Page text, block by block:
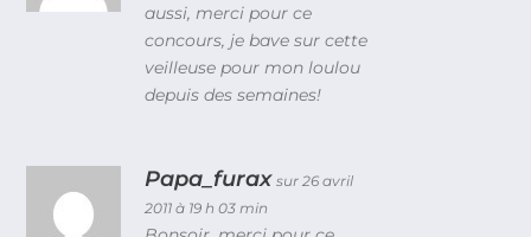
aussi, merci pour ce
concours, je bave sur cette
veilleuse pour mon loulou
depuis des semaines!
Papa_furax sur 26 avril
2011 à 19 h 03 min